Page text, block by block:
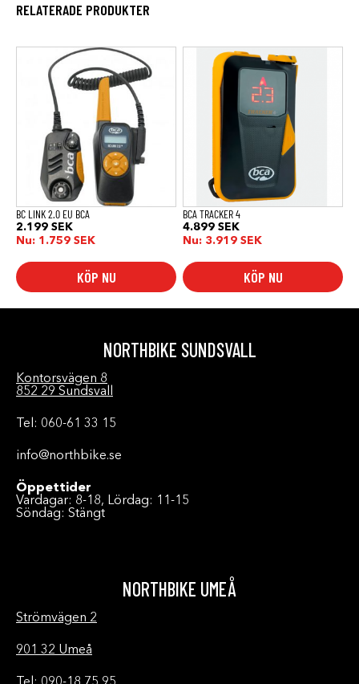
RELATERADE PRODUKTER
BC LINK 2.0 EU BCA
2.199 SEK
Nu: 1.759 SEK
KÖP NU
BCA TRACKER 4
4.899 SEK
Nu: 3.919 SEK
KÖP NU
NORTHBIKE SUNDSVALL
Kontorsvägen 8
852 29 Sundsvall
Tel: 060-61 33 15
info@northbike.se
Öppettider
Vardagar: 8-18, Lördag: 11-15
Söndag: Stängt
NORTHBIKE UMEÅ
Strömvägen 2
901 32 Umeå